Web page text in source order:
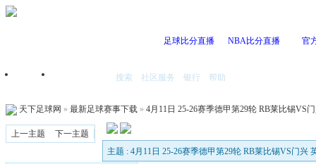
足球比分直播 NBA比分直播 官
首页 搜索 社区服务 银行 帮助
天下足球网 » 最新足球赛事下载 » 4月11日 25-26赛季德甲第29轮 RB莱比锡VS
上一主题
下一主题
主题 : 4月11日 25-26赛季德甲第29轮 RB莱比锡VS门兴